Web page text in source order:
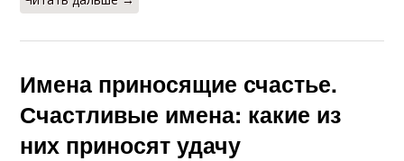
Имена приносящие счастье.
Счастливые имена: какие из
них приносят удачу